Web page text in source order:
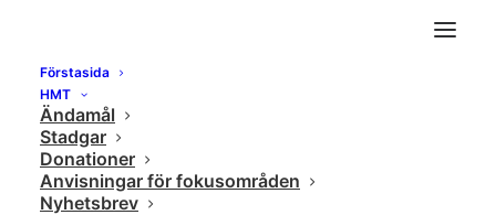
Förstasida
HMT
Ändamål
Stadgar
Donationer
Anvisningar för fokusområden
Nyhetsbrev
Är framtiden hopplös eller hoppfull?
Home Uncategorized